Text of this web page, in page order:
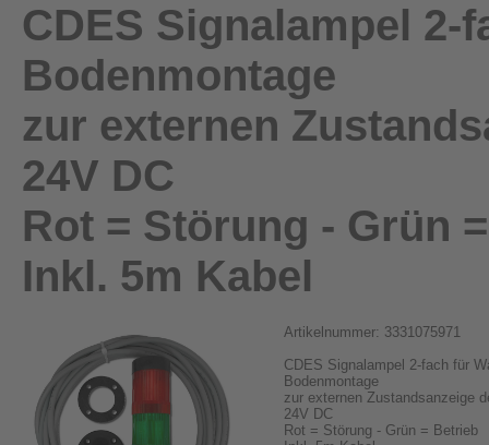
CDES Signalampel 2-
Bodenmontage
zur externen
24V DC
Rot = Störung - Grün
Inkl. 5m Kabel
Artikelnummer: 3331075971
CDES Signalampel 2-fach für
Bodenmontage
zur externen Zustandsanzeige
24V DC
Rot = Störung - Grün = Betrieb